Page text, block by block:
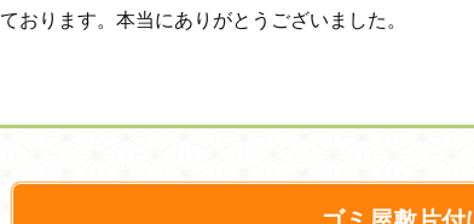
おります。本当にありがとうございました。